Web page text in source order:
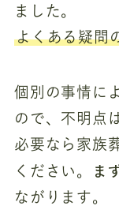
ました。
よくある疑問
個別の事情に
ので、不明点
必要なら家族
ください。
ま
ながります。